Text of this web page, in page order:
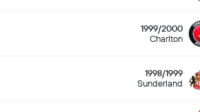
1999/2000
Charlton
1998/1999
Sunderland